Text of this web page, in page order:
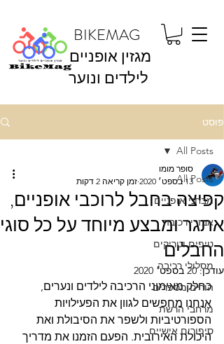
BIKEMAG
מגזין אופניים
לילדים ונוער
פוסט
All Posts
מבחני אופניים
אבזרי רכיבה
טיפים וטריקים
מסלולי רכיבה
הורים מספרים
מרחבי הרשת
סיפורים אישיים
All Posts
קפיצה בחבל לרוכבי אופניים,
אתגר ומבצע מיוחד על כל סוגי
החבלים
סופר מומו
13 בספט׳ 2020
זמן קריאה 2 דקות
עודכן:20 בספט׳ 2020
כחלק מאימוני הרכיבה לילדים ונערים,
אנחנו מחפשים לגוון את הפעילויות
הספורטיביות ולשפר את הסיבולת ואת
היכולת האירובית. הפעם הזמנו את מדריך